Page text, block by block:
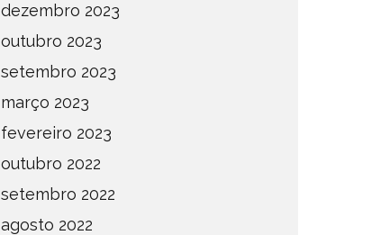
dezembro 2023
outubro 2023
setembro 2023
março 2023
fevereiro 2023
outubro 2022
setembro 2022
agosto 2022